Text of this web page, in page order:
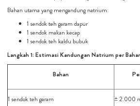
Bahan utama yang mengandung natrium:
1 sendok teh garam dapur
1 sendok makan kecap
1 sendok teh kaldu bubuk
Langkah 1: Estimasi Kandungan Natrium per
Bahan
1 sendok teh garam ± 2.000